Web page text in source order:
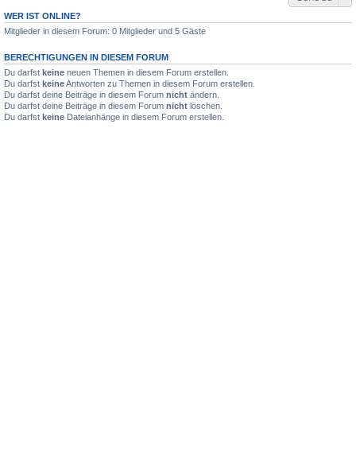
WER IST ONLINE?
Mitglieder in diesem Forum: 0 Mitglieder und 5 Gäste
BERECHTIGUNGEN IN DIESEM FORUM
Du darfst keine neuen Themen in diesem Forum erstellen.
Du darfst keineAntworten zu Themen in diesem Forum erstellen.
Du darfst deine Beiträge in diesem Forum nicht ändern.
Du darfst deine Beiträge in diesem Forum nicht löschen.
Du darfst keine Dateianhänge in diesem Forum erstellen.